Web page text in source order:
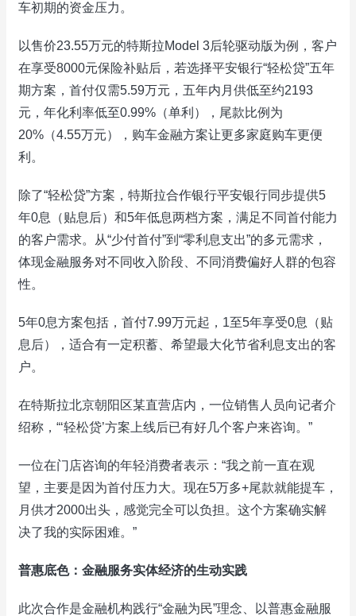
车初期的资金压力。
以售价23.55万元的特斯拉Model 3后轮驱动版为例，客户
在享受8000元保险补贴后，若选择平安银行“轻松贷”五年
期方案，首付仅需5.59万元，五年内月供低至约2193
元，年化利率低至0.99%（单利），尾款比例为
20%（4.55万元），购车金融方案让更多家庭购车更便
利。
除了“轻松贷”方案，特斯拉合作银行平安银行同步提供5
年0息（贴息后）和5年低息两档方案，满足不同首付能力
的客户需求。从“少付首付”到“零利息支出”的多元需求，
体现金融服务对不同收入阶段、不同消费偏好人群的包容
性。
5年0息方案包括，首付7.99万元起，1至5年享受0息（贴
息后），适合有一定积蓄、希望最大化节省利息支出的客
户。
在特斯拉北京朝阳区某直营店内，一位销售人员向记者介
绍称，“‘轻松贷’方案上线后已有好几个客户来咨询。”
一位在门店咨询的年轻消费者表示：“我之前一直在观
望，主要是因为首付压力大。现在5万多+尾款就能提车，
月供才2000出头，感觉完全可以负担。这个方案确实解
决了我的实际困难。”
普惠底色：金融服务实体经济的生动实践
此次合作是金融机构践行“金融为民”理念、以普惠金融服